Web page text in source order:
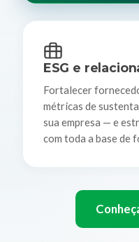
ESG e
Fortalecer
métricas de
sua empresa — e
com toda a base de